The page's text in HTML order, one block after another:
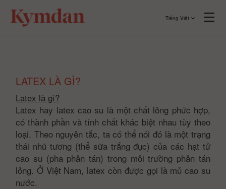
Tiếng Việt
LATEX LÀ GÌ?
Latex là gì?
Latex hay latex cao su là một chất lỏng phức hợp,
có thành phần và tính chất khác biệt nhau tùy theo
loại. Theo nguyên tắc, ta có thể nói đó là một trạng
thái nhũ tương (thể sữa trắng đục) của các hạt tử
cao su (pha phân tán) trong môi trường phân tán
lỏng. Ở Việt Nam, latex còn được gọi là mủ cao su
nước.